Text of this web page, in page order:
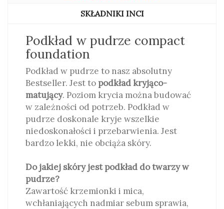
SKŁADNIKI INCI
Podkład w pudrze compact
foundation
Podkład w pudrze to nasz absolutny
Bestseller. Jest to podkład kryjąco-
matujący. Poziom krycia można budować
w zależności od potrzeb. Podkład w
pudrze doskonale kryje wszelkie
niedoskonałości i przebarwienia. Jest
bardzo lekki, nie obciąża skóry.
Do jakiej skóry jest podkład do twarzy w
pudrze?
Zawartość krzemionki i mica,
wchłaniających nadmiar sebum sprawia,